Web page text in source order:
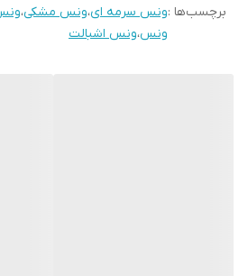
برچسب‌ها :ونس سرمه ای،ونس مشکی،
ونس،ونس اشبالت